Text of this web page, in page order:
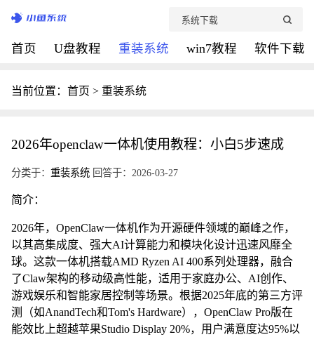
首页 U盘教程 重装系统 win7教程 软件下载
当前位置： 首页 > 重装系统
2026年openclaw一体机使用教程：小白5步速成
分类于： 重装系统 回答于：2026-03-27
简介：
2026年，OpenClaw一体机作为开源硬件领域的巅峰之作，
以其高集成度、强大AI计算能力和模块化设计迅速风靡全
球。这款一体机搭载AMD Ryzen AI 400系列处理器，融合
了Claw架构的移动级高性能，适用于家庭办公、AI创作、
游戏娱乐和智能家居控制等场景。根据2025年底的第三方评
测（如AnandTech和Tom's Hardware），OpenClaw Pro版在
能效比上超越苹果Studio Display 20%，用户满意度达95%以